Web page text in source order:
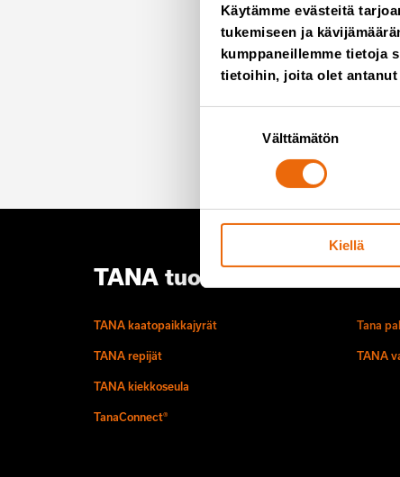
Käytämme evästeitä
tukemiseen ja
kumppaneillemme tietoja
tietoihin, joita olet
Välttämätön
Kiellä
Tilaa
Emme
TANA tuotteet
TANA kaatopaikkajyrät
TANA repijät
TANA kiekkoseula
TanaConnect®
Tana
TANA